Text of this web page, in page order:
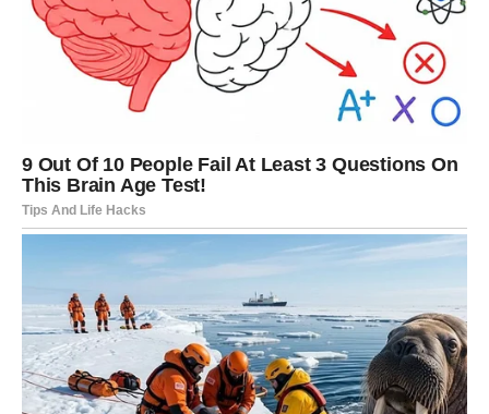
vodu. Kada se izlože visokoj temperaturi, one se “vežu” za
tkaninu i postaju gotovo neizbrisive.
Zbog toga je u takvim situacijama hladna voda ne samo bolji
izbor, već i jedini ispravan korak. Ona omogućava da se mrlja
ukloni bez trajnog oštećenja materijala. Isto važi i za osjetljive
tkanine koje ne podnose visoke temperature.